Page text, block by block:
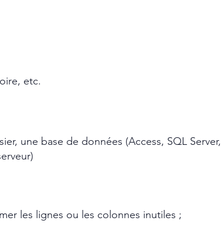
etc.
une base de données (Access, SQL Server,
les lignes ou les colonnes inutiles ;